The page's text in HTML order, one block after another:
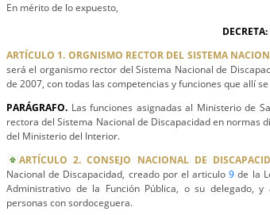
En mérito de lo expuesto,
DECRETA:
ARTÍCULO 1. ORGNISMO RECTOR DEL SISTEMA
será el organismo rector del Sistema Nacional de
de 2007, con todas las competencias y funciones que allí
PARÁGRAFO. Las funciones asignadas al Ministerio de
rectora del Sistema Nacional de Discapacidad en normas
del Ministerio del Interior.
ARTÍCULO 2. CONSEJO NACIONAL DE
Nacional de Discapacidad, creado por el articulo9 de la
Administrativo de la Función Pública, o su delegado,
personas con sordoceguera.